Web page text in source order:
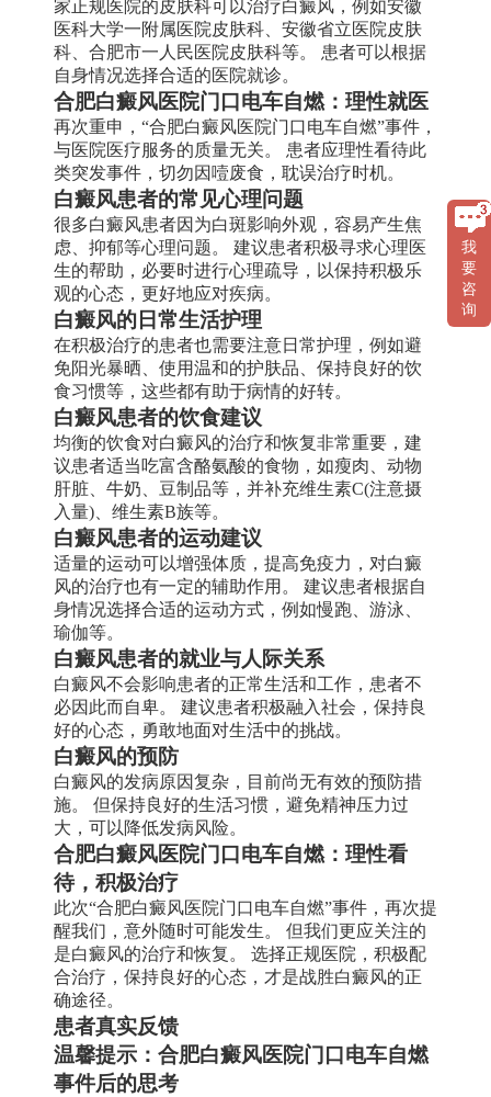
家正规医院的皮肤科可以治疗白癜风，例如安徽
医科大学一附属医院皮肤科、安徽省立医院皮肤
科、合肥市一人民医院皮肤科等。 患者可以根据
自身情况选择合适的医院就诊。
合肥白癜风医院门口电车自燃：理性就医
再次重申，“合肥白癜风医院门口电车自燃”事件，
与医院医疗服务的质量无关。 患者应理性看待此
类突发事件，切勿因噎废食，耽误治疗时机。
白癜风患者的常见心理问题
很多白癜风患者因为白斑影响外观，容易产生焦
虑、抑郁等心理问题。 建议患者积极寻求心理医
生的帮助，必要时进行心理疏导，以保持积极乐
观的心态，更好地应对疾病。
白癜风的日常生活护理
在积极治疗的患者也需要注意日常护理，例如避
免阳光暴晒、使用温和的护肤品、保持良好的饮
食习惯等，这些都有助于病情的好转。
白癜风患者的饮食建议
均衡的饮食对白癜风的治疗和恢复非常重要，建
议患者适当吃富含酪氨酸的食物，如瘦肉、动物
肝脏、牛奶、豆制品等，并补充维生素C(注意摄
入量)、维生素B族等。
白癜风患者的运动建议
适量的运动可以增强体质，提高免疫力，对白癜
风的治疗也有一定的辅助作用。 建议患者根据自
身情况选择合适的运动方式，例如慢跑、游泳、
瑜伽等。
白癜风患者的就业与人际关系
白癜风不会影响患者的正常生活和工作，患者不
必因此而自卑。 建议患者积极融入社会，保持良
好的心态，勇敢地面对生活中的挑战。
白癜风的预防
白癜风的发病原因复杂，目前尚无有效的预防措
施。 但保持良好的生活习惯，避免精神压力过
大，可以降低发病风险。
合肥白癜风医院门口电车自燃：理性看
待，积极治疗
此次“合肥白癜风医院门口电车自燃”事件，再次提
醒我们，意外随时可能发生。 但我们更应关注的
是白癜风的治疗和恢复。 选择正规医院，积极配
合治疗，保持良好的心态，才是战胜白癜风的正
确途径。
患者真实反馈
温馨提示：合肥白癜风医院门口电车自燃
事件后的思考
我
要
咨
询